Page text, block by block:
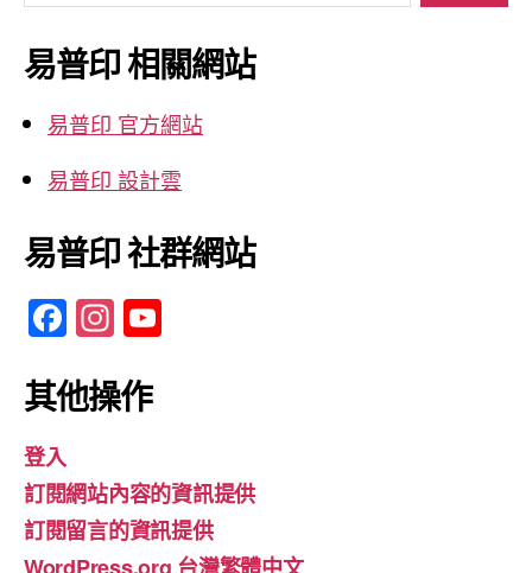
關
鍵
字:
易普印 相關網站
易普印 官方網站
易普印 設計雲
易普印 社群網站
F
a
c
b
o
o
In
st
a
gr
a
m
u
b
e
其他操作
登入
訂閱網站內容的資訊提供
訂閱留言的資訊提供
WordPress.org 台灣繁體中文